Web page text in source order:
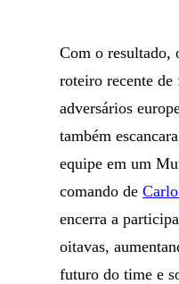
Com o resultado,
roteiro recente de
adversários
também
equipe em um
comando de
encerra a
oitavas,
futuro do time e